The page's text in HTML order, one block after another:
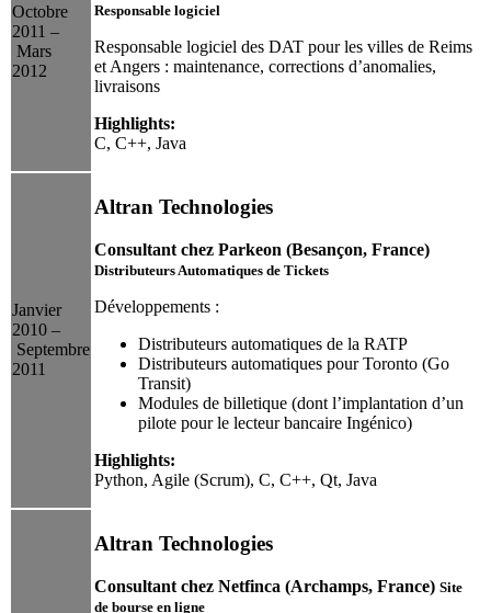
Octobre
2011 –
Mars
2012
Responsable logiciel
Responsable logiciel des DAT pour les villes de Reims
et Angers : maintenance, corrections d’anomalies,
livraisons
Highlights:
C, C++, Java
Janvier
2010 –
Septembre
2011
Altran Technologies
Consultant chez Parkeon (Besançon, France)
Distributeurs Automatiques de Tickets
Développements :
Distributeurs automatiques de la RATP
Distributeurs automatiques pour Toronto (Go
Transit)
Modules de billetique (dont l’implantation d’un
pilote pour le lecteur bancaire Ingénico)
Highlights:
Python, Agile (Scrum), C, C++, Qt, Java
Altran Technologies
Consultant chez Netfinca (Archamps, France) Site
de bourse en ligne